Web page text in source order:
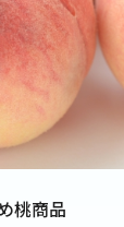
桃商品